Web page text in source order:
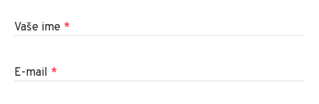
Vaše ime *
E-mail *